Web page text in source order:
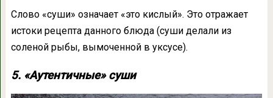
Слово «суши» означает «это кислый». Это отражает
истоки рецепта данного блюда (суши делали из
соленой рыбы, вымоченной в уксусе).
5. «Аутентичные» суши